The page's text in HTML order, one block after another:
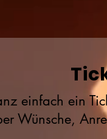
einfach ein
Wünsche,